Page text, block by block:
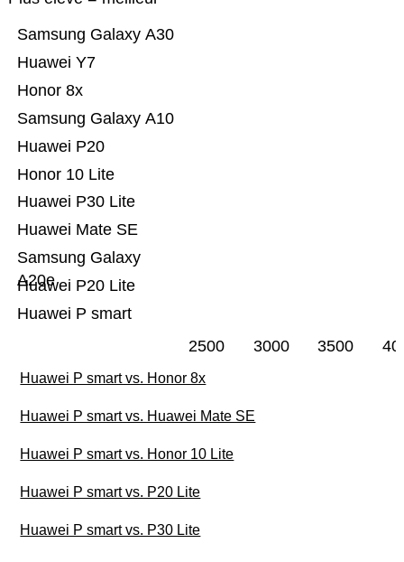
Huawei P smart
Huawei P20 Lite
Samsung Galaxy
A20e
Huawei Mate SE
Huawei P30 Lite
Honor 10 Lite
Huawei P20
Samsung Galaxy A10
Honor 8x
Huawei Y7
Samsung Galaxy A30
2500 3000 3500
Huawei P smart vs. Honor 8x
Huawei P smart vs. Huawei Mate SE
Huawei P smart vs. Honor 10 Lite
Huawei P smart vs. P20 Lite
Huawei P smart vs. P30 Lite